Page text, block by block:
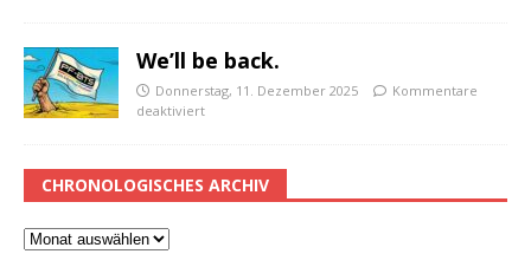
We’ll be back.
Donnerstag, 11. Dezember 2025
Kommentare
deaktiviert
CHRONOLOGISCHES ARCHIV